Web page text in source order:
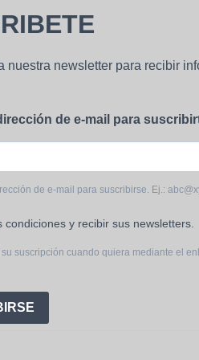
nuestra newsletter para recibir
de e-mail para
de e-mail para suscribirse. Ej.:
condiciones y recibir sus newsletters.
suscripción cuando quiera mediante el